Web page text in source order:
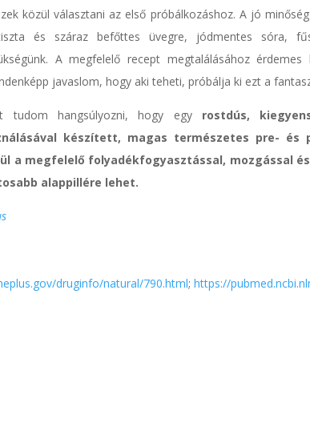
közül választani az első próbálkozáshoz. A jó
és száraz befőttes üvegre, jódmentes sóra,
A megfelelő recept megtalálásához érdemes
javaslom, hogy aki teheti, próbálja ki ezt a
tudom hangsúlyozni, hogy egy rostdús,
készített, magas természetes pre- és
a megfelelő folyadékfogyasztással, mozgással
alappillére lehet.
druginfo/natural/790.html;https://